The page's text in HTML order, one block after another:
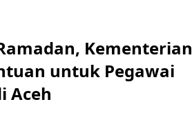
Kementerian
untuk Pegawai
Aceh